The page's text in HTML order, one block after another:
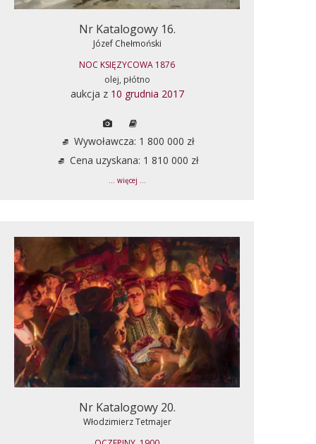
Nr Katalogowy 16.
Józef Chełmoński
NOC KSIĘZYCOWA 1876
olej, płótno
aukcja z 10 grudnia 2017
Wywoławcza: 1 800 000 zł
Cena uzyskana: 1 810 000 zł
... więcej ...
Nr Katalogowy 20.
Włodzimierz Tetmajer